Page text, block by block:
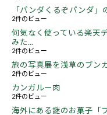
「パンダくるぞパンダ
2件のビュー
何気なく使っている楽天
みた...
2件のビュー
旅の写真展を浅草のブン
2件のビュー
カンガルー肉
2件のビュー
海外にある謎のお菓子「